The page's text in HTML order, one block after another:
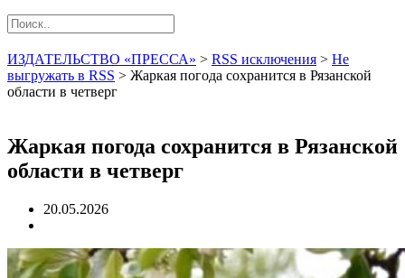
ИЗДАТЕЛЬСТВО «ПРЕССА» > RSS исключения > Не
выгружать в RSS > Жаркая погода сохранится в Рязанской
области в четверг
Жаркая погода сохранится в Рязанской
области в четверг
20.05.2026